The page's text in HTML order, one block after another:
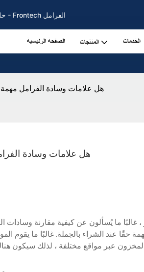
حلول فرامل السيارات لفرامل وسادات وأقراص الفرامل الأصلية منذ عام 2002 - Frontech الفرامل
الصفحة الرئيسية المنتجات الخدمات
هل علامات وسادة الفرامل مهمة
هل علامات وسادة
ما يُسألون عن كيفية مقارنة وسادات
حقًا عند الشراء بالجملة. غالبًا ما
عبر مواقع مختلفة ، لذلك سيكون